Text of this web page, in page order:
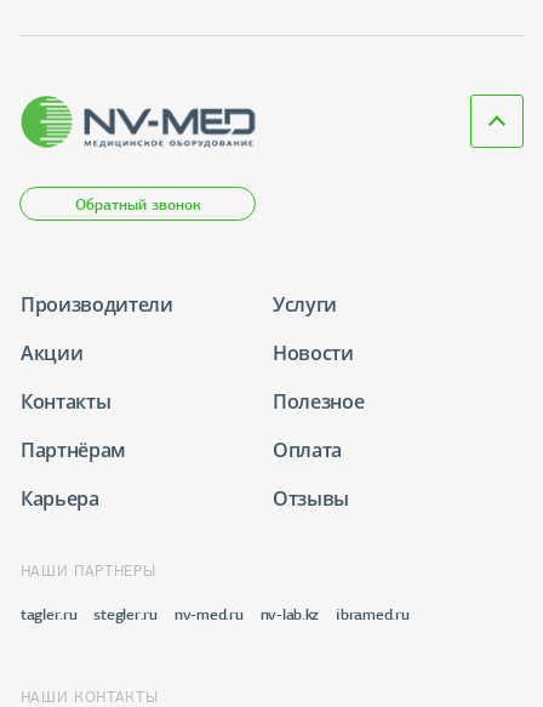
Обратный звонок
Производители
Услуги
Акции
Новости
Контакты
Полезное
Партнёрам
Оплата
Карьера
Отзывы
НАШИ ПАРТНЕРЫ
tagler.ru stegler.ru nv-med.ru nv-lab.kz ibramed.ru
НАШИ КОНТАКТЫ